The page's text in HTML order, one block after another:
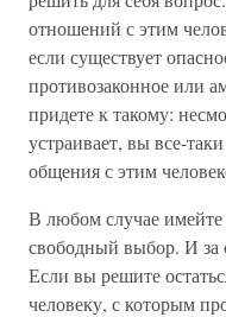
отношений с этим
если существует
противозаконное или
придете к такому:
устраивает, вы все-
общения с этим
В любом случае
свободный выбор. И за
Если вы решите
человеку, с которым